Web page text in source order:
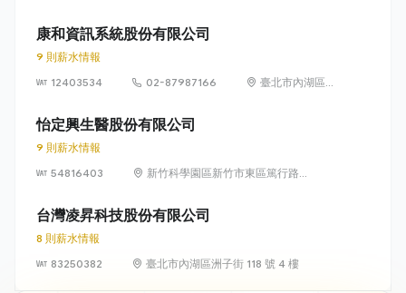
康和資訊系統股份有限公司
9 則薪水情報
12403534
02-87987166
臺北市內湖區瑞
怡定興生醫股份有限公司
9 則薪水情報
54816403
新竹科學園區新竹市東區篤行路6
台灣凌昇科技股份有限公司
8 則薪水情報
83250382
臺北市內湖區洲子街 118 號 4 樓